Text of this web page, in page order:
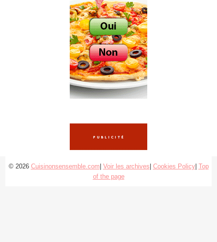
© 2026 Cuisinonsensemble.com Voir les archives Cookies Policy| Top
of the page